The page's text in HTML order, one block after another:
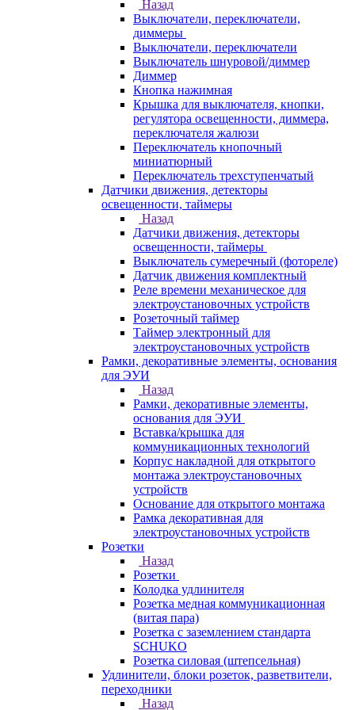
Назад
Выключатели, переключатели,
диммеры
Выключатели, переключатели
Выключатель шнуровой/диммер
Диммер
Кнопка нажимная
Крышка для выключателя, кнопки,
регулятора освещенности, диммера,
переключателя жалюзи
Переключатель кнопочный
миниатюрный
Переключатель трехступенчатый
Датчики движения, детекторы
освещенности, таймеры
Назад
Датчики движения, детекторы
освещенности, таймеры
Выключатель сумеречный (фотореле)
Датчик движения комплектный
Реле времени механическое для
электроустановочных устройств
Розеточный таймер
Таймер электронный для
электроустановочных устройств
Рамки, декоративные элементы, основания
для ЭУИ
Назад
Рамки, декоративные элементы,
основания для ЭУИ
Вставка/крышка для
коммуникационных технологий
Корпус накладной для открытого
монтажа электроустановочных
устройств
Основание для открытого монтажа
Рамка декоративная для
электроустановочных устройств
Розетки
Назад
Розетки
Колодка удлинителя
Розетка медная коммуникационная
(витая пара)
Розетка с заземлением стандарта
SCHUKO
Розетка силовая (штепсельная)
Удлинители, блоки розеток, разветвители,
переходники
Назад